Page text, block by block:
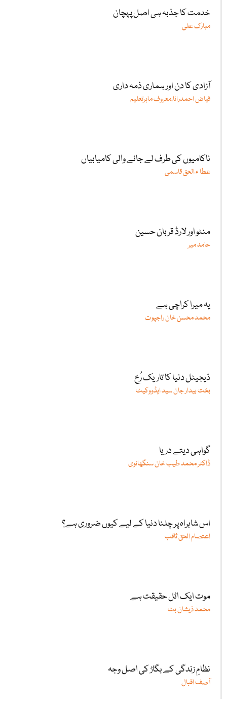
خدمت کا جذبہ ہی اصل پہچان
مبارک علی
آزادی کا دن اور ہماری ذمہ داری
فیاض احمدرانا،معروف ماہرتعلیم
ناکامیوں کی طرف لے جانے والی کامیابیاں
عطا ء الحق قاسمی
منٹو اور لارڈ قربان حسین
حامد میر
یہ میرا کراچی ہے
محمد محسن خان راجپوت
ڈیجیٹل دنیا کا تاریک رُخ
بخت بیدار جان سید ایڈووکیٹ
گواہی دیتے دریا
ڈاکٹر محمد طیب خان سنگھانوی
اس شاہراہ پر چلنا دنیا کے لیے کیوں ضروری ہے؟
اعتصام الحق ثاقب
موت ایک اٹل حقیقت ہے
محمد ذیشان بٹ
نظامِ زندگی کے بگاڑ کی اصل وجہ
آصف اقبال